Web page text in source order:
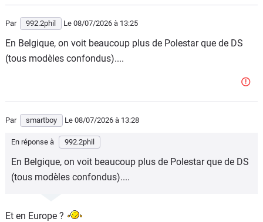
Par 992.2phil Le 08/07/2026 à 13:25
En Belgique, on voit beaucoup plus de Polestar que de DS
(tous modèles confondus)....
Par smartboy Le 08/07/2026 à 13:28
En réponse à 992.2phil
En Belgique, on voit beaucoup plus de Polestar que de DS
(tous modèles confondus)....
Et en Europe ?